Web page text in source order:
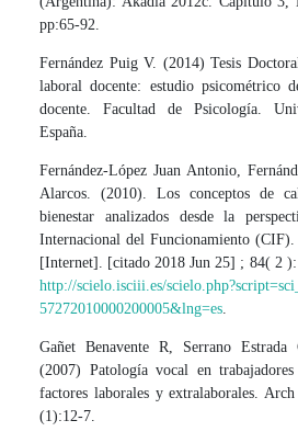
pp:65-92.
Fernández Puig V. (2014) Tesis
laboral docente: estudio psicométrico
docente. Facultad de Psicología.
España.
Fernández-López Juan Antonio,
Alarcos. (2010). Los conceptos de
bienestar analizados desde la
Internacional del Funcionamiento
[Internet]. [citado 2018 Jun 25] ; 84( 2
http://scielo.isciii.es/
57272010000200005&lng=es
Gañet Benavente R, Serrano
(2007) Patología vocal en
factores laborales y extralaborales.
(1):12-7.